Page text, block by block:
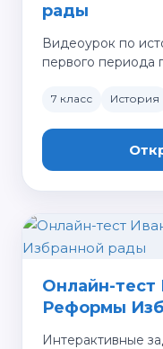
рады
Видеоурок по
первого периода
7 класс История
Онлайн-тест
Реформы
Интерактивные